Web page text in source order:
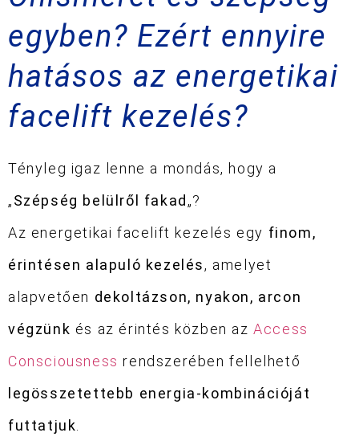
egyben? Ezért ennyire
hatásos az energetikai
facelift kezelés?
Tényleg igaz lenne a mondás, hogy a
„Szépség belülről fakad„?
Az energetikai facelift kezelés egy finom,
érintésen alapuló kezelés, amelyet
alapvetően dekoltázson, nyakon, arcon
végzünk és az érintés közben az Access
Consciousness rendszerében fellelhető
legösszetettebb energia-kombinációját
futtatjuk.